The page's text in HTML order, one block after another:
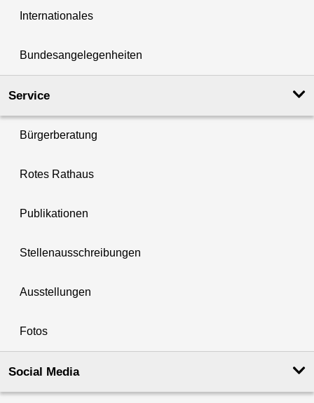
Internationales
Bundesangelegenheiten
Service
Bürgerberatung
Rotes Rathaus
Publikationen
Stellenausschreibungen
Ausstellungen
Fotos
Social Media